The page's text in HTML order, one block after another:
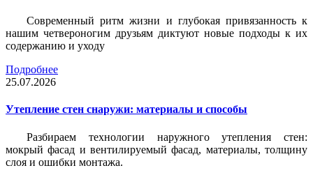
Современный ритм жизни и глубокая привязанность к
нашим четвероногим друзьям диктуют новые подходы к их
содержанию и уходу
Подробнее
25.07.2026
Утепление стен снаружи: материалы и способы
Разбираем технологии наружного утепления стен:
мокрый фасад и вентилируемый фасад, материалы, толщину
слоя и ошибки монтажа.